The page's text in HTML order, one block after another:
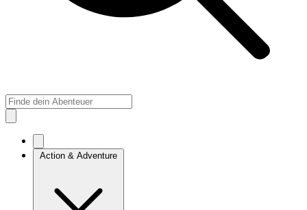
Action & Adventure